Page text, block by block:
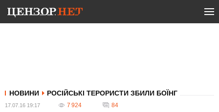
НОВИНИ РОСІЙСЬКІ ТЕРОРИСТИ ЗБИЛИ БОЇНГ
17.07.16 19:17 7 924 84